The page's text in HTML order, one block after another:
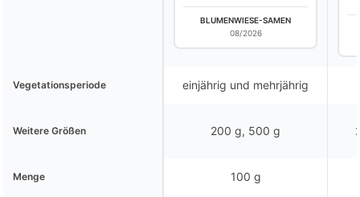
BLUMENWIESE-SAMEN
08/2026
Vegetationsperiode einjährig und mehrjährig
Weitere Größen 200 g, 500 g
Menge 100 g